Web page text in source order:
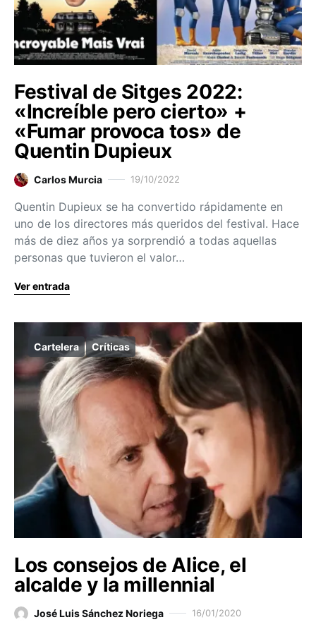
Festival de Sitges 2022:
«Increíble pero cierto» +
«Fumar provoca tos» de
Quentin Dupieux
Carlos Murcia 19/10/2022
Quentin Dupieux se ha convertido rápidamente en
uno de los directores más queridos del festival. Hace
más de diez años ya sorprendió a todas aquellas
personas que tuvieron el valor…
Ver entrada
Cartelera Críticas
Los consejos de Alice, el
alcalde y la millennial
José Luis Sánchez Noriega 16/01/2020